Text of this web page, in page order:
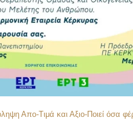
Απο-Τιμά και Αξιο-Ποιεί όσα